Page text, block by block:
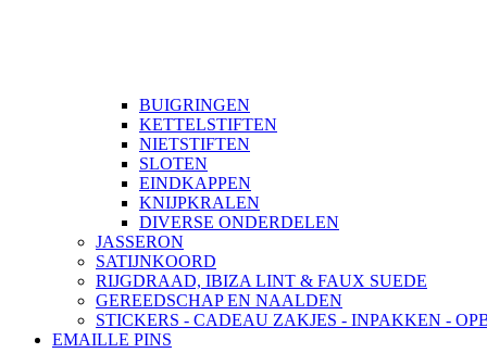
BUIGRINGEN
KETTELSTIFTEN
NIETSTIFTEN
SLOTEN
EINDKAPPEN
KNIJPKRALEN
DIVERSE ONDERDELEN
JASSERON
SATIJNKOORD
RIJGDRAAD, IBIZA LINT & FAUX SUEDE
GEREEDSCHAP EN NAALDEN
STICKERS - CADEAU ZAKJES - INPAKKEN -
EMAILLE PINS